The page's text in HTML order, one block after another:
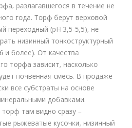
разлагавшегося в течение не
года. Торф берут верховой
переходный (рН 3,5-5,5), не
низинный тонкоструктурный
и более). От качества
торфа зависит, насколько
почвенная смесь. В продаже
все субстраты на основе
добавками.
там видно сразу –
рыжеватые кусочки, низинный